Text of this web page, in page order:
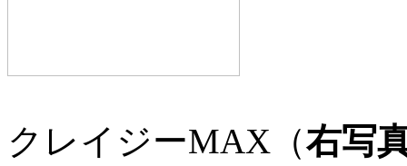
クレイジーMAX（右写